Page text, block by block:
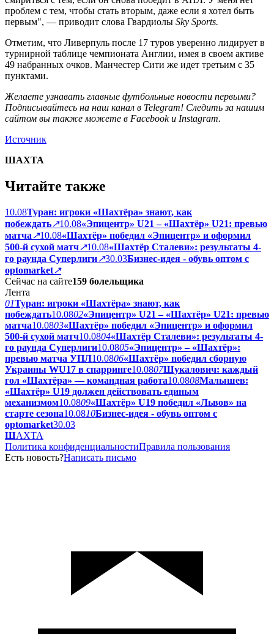
проблем с тем, чтобы стать вторым, даже если я хотел быть
первым", — приводит слова Гвардиолы Sky Sports.
Отметим, что Ливерпуль после 17 туров уверенно лидирует в
турнирной таблице чемпионата Англии, имея в своем активе
49 набранных очков. Манчестер Сити же идет третьим с 35
пунктами.
Желаете узнавать главные футбольные новости первыми?
Подписывайтесь на наш канал в Telegram! Следить за нашим
сайтом вы также можете в Facebook и Instagram.
Источник
ШАХТА
Читайте также
10.08Туран: игроки «Шахтёра» знают, как
побеждать↗10.08«Эпицентр» U21 – «Шахтёр» U21: превью
матча↗10.08«Шахтёр» победил «Эпицентр» и оформил
500-й сухой матч↗10.08«Шахтёр Сталеви»: результаты 4-
го раунда Суперлиги↗30.03Бизнес-идея - обувь оптом с
optomarket↗
Сейчас на сайте159 болельщика
Лента
01Туран: игроки «Шахтёра» знают, как
побеждать10.0802«Эпицентр» U21 – «Шахтёр» U21: превью
матча10.0803«Шахтёр» победил «Эпицентр» и оформил
500-й сухой матч10.0804«Шахтёр Сталеви»: результаты 4-
го раунда Суперлиги10.0805«Эпицентр» – «Шахтёр»:
превью матча УПЛ10.0806«Шахтёр» победил сборную
Украины WU17 в спарринге10.0807Шукалович: каждый
гол «Шахтёра» — командная работа10.0808Малышев:
«Шахтёр» U19 должен действовать единым
механизмом10.0809«Шахтёр» U19 победил «Львов» на
старте сезона10.0810Бизнес-идея - обувь оптом с
optomarket30.03
ШАХТА
Политика конфиденциальностиПравила пользования
Есть новость?Написать письмо